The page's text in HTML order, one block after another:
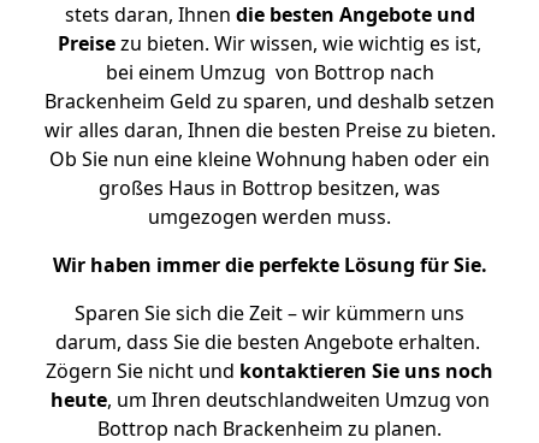
stets daran, Ihnen die besten Angebote und
Preisezu bieten. Wir wissen, wie wichtig es ist,
bei einem Umzug von Bottrop nach
Brackenheim Geld zu sparen, und deshalb setzen
wir alles daran, Ihnen die besten Preise zu bieten.
Ob Sie nun eine kleine Wohnung haben oder ein
großes Haus in Bottrop besitzen, was
umgezogen werden muss.
Wir haben immer die perfekte Lösung für Sie.
Sparen Sie sich die Zeit – wir kümmern uns
darum, dass Sie die besten Angebote erhalten.
Zögern Sie nicht und kontaktieren Sie uns noch
heute, um Ihren deutschlandweiten Umzug von
Bottrop nach Brackenheim zu planen.